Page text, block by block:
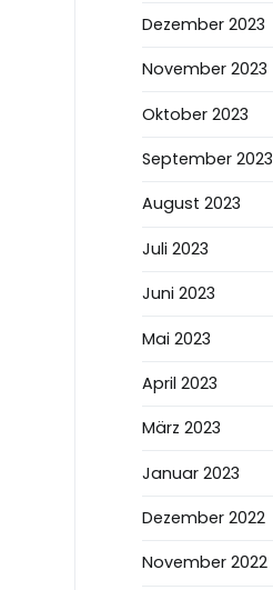
Dezember 2023
November 2023
Oktober 2023
September 2023
August 2023
Juli 2023
Juni 2023
Mai 2023
April 2023
März 2023
Januar 2023
Dezember 2022
November 2022